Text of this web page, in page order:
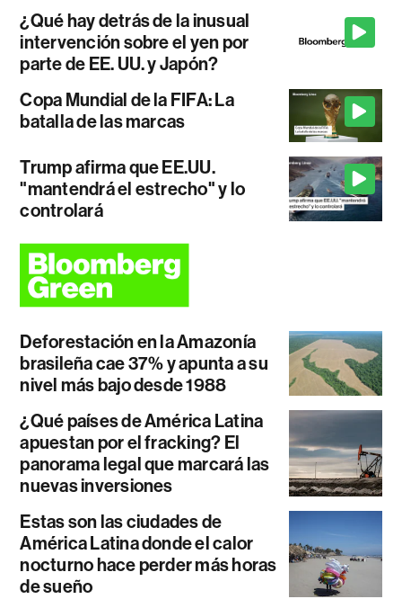
¿Qué hay detrás de la inusual
intervención sobre el yen por
parte de EE. UU. y Japón?
Copa Mundial de la FIFA: La
batalla de las marcas
Trump afirma que EE.UU.
"mantendrá el estrecho" y lo
controlará
Deforestación en la Amazonía
brasileña cae 37% y apunta a su
nivel más bajo desde 1988
¿Qué países de América Latina
apuestan por el fracking? El
panorama legal que marcará las
nuevas inversiones
Estas son las ciudades de
América Latina donde el calor
nocturno hace perder más horas
de sueño